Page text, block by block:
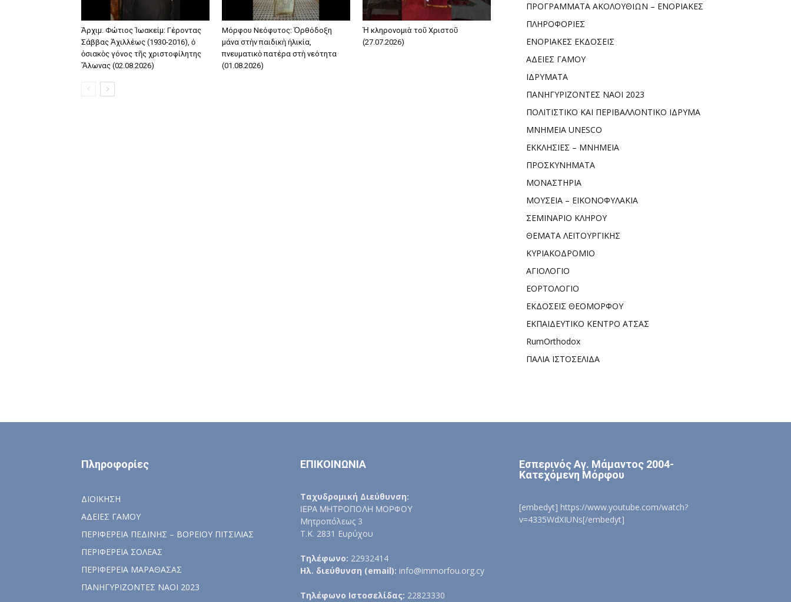
Ἀρχιμ. Φώτιος Ἰωακείμ: Γέροντας
Σάββας Ἀχιλλέως (1930-2016), ὁ
ὁσιακὸς γόνος τῆς χριστοφίλητης
Ἅλωνας (02.08.2026)
Μόρφου Νεόφυτος: Ὀρθόδοξη
μάνα στὴν παιδικὴ ἡλικία,
πνευματικὸ πατέρα στὴ νεότητα
(01.08.2026)
Ἡ κληρονομιὰ τοῦ Χριστοῦ
(27.07.2026)
ΠΡΟΓΡΑΜΜΑΤΑ ΑΚΟΛΟΥΘΙΩΝ – ΕΝΟΡΙΑΚΕΣ
ΠΛΗΡΟΦΟΡΙΕΣ
ΕΝΟΡΙΑΚΕΣ ΕΚΔΟΣΕΙΣ
ΑΔΕΙΕΣ ΓΑΜΟΥ
ΙΔΡΥΜΑΤΑ
ΠΑΝΗΓΥΡΙΖΟΝΤΕΣ ΝΑΟΙ 2023
ΠΟΛΙΤΙΣΤΙΚΟ ΚΑΙ ΠΕΡΙΒΑΛΛΟΝΤΙΚΟ ΙΔΡΥΜΑ
ΜΝΗΜΕΙΑ UNESCO
ΕΚΚΛΗΣΙΕΣ – ΜΝΗΜΕΙΑ
ΠΡΟΣΚΥΝΗΜΑΤΑ
ΜΟΝΑΣΤΗΡΙΑ
ΜΟΥΣΕΙΑ – ΕΙΚΟΝΟΦΥΛΑΚΙΑ
ΣΕΜΙΝΑΡΙΟ ΚΛΗΡΟΥ
ΘΕΜΑΤΑ ΛΕΙΤΟΥΡΓΙΚΗΣ
ΚΥΡΙΑΚΟΔΡΟΜΙΟ
ΑΓΙΟΛΟΓΙΟ
ΕΟΡΤΟΛΟΓΙΟ
ΕΚΔΟΣΕΙΣ ΘΕΟΜΟΡΦΟΥ
ΕΚΠΑΙΔΕΥΤΙΚΟ ΚΕΝΤΡΟ ΑΤΣΑΣ
RumOrthodox
ΠΑΛΙΑ ΙΣΤΟΣΕΛΙΔΑ
Πληροφορίες
ΔΙΟΙΚΗΣΗ
ΑΔΕΙΕΣ ΓΑΜΟΥ
ΠΕΡΙΦΕΡΕΙΑ ΠΕΔΙΝΗΣ – ΒΟΡΕΙΟΥ ΠΙΤΣΙΛΙΑΣ
ΠΕΡΙΦΕΡΕΙΑ ΣΟΛΕΑΣ
ΠΕΡΙΦΕΡΕΙΑ ΜΑΡΑΘΑΣΑΣ
ΠΑΝΗΓΥΡΙΖΟΝΤΕΣ ΝΑΟΙ 2023
ΕΠΙΚΟΙΝΩΝΙΑ
Ταχυδρομική Διεύθυνση:
ΙΕΡΑ ΜΗΤΡΟΠΟΛΗ ΜΟΡΦΟΥ
Μητροπόλεως 3
Τ.Κ. 2831 Ευρύχου
Τηλέφωνο: 22932414
Ηλ. διεύθυνση (email): info@immorfou.org.cy
Τηλέφωνο Ιστοσελίδας: 22823330
Εσπερινός Αγ. Μάμαντος 2004-
Κατεχόμενη Μόρφου
[embedyt] https://www.youtube.com/watch?
v=4335WdXIUNs[/embedyt]